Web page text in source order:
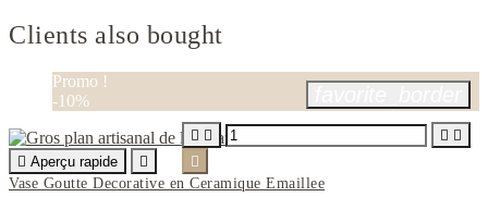
Clients also bought
Promo !
-10%
 Aperçu rapide

Vase Goutte Decorative en Ceramique Emaillee
   
